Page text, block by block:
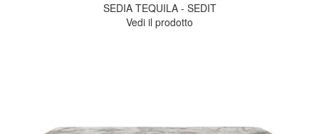
SEDIA TEQUILA - SEDIT
Vedi il prodotto